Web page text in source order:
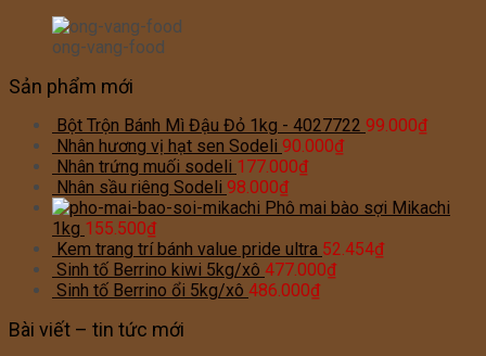
ong-vang-food
Sản phẩm mới
Bột Trộn Bánh Mì Đậu Đỏ 1kg - 4027722 99.000₫
Nhân hương vị hạt sen Sodeli 90.000₫
Nhân trứng muối sodeli 177.000₫
Nhân sầu riêng Sodeli 98.000₫
Phô mai bào sợi Mikachi
1kg 155.500₫
Kem trang trí bánh value pride ultra 52.454₫
Sinh tố Berrino kiwi 5kg/xô 477.000₫
Sinh tố Berrino ổi 5kg/xô 486.000₫
Bài viết – tin tức mới